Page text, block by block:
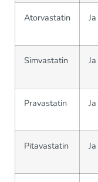
Atorvastatin Ja
Simvastatin Ja
Pravastatin Ja
Pitavastatin Ja